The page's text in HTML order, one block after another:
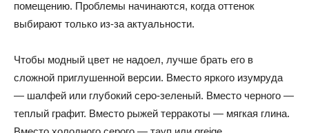
помещению. Проблемы начинаются, когда оттенок
выбирают только из-за актуальности.
Чтобы модный цвет не надоел, лучше брать его в
сложной приглушенной версии. Вместо яркого изумруда
— шалфей или глубокий серо-зеленый. Вместо черного —
теплый графит. Вместо рыжей терракоты — мягкая глина.